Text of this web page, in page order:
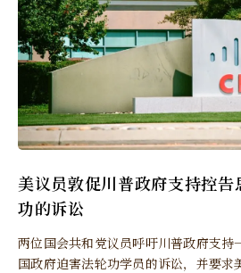
美议员敦促川普政府支持控告
功的诉讼
两位国会共和党议员呼吁川普政府支持
国政府迫害法轮功学员的诉讼，并要求